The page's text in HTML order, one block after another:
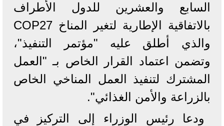
السابع والعشرين للدول الأطراف
بالاتفاقية الإطارية لتغير المناخ COP27
والذي أطلق عليه "مؤتمر التنفيذ"،
وتضمن اعتماد القرار الخاص بـ "العمل
المشترك لتنفيذ العمل المناخي الخاص
بالزراعة والأمن الغذائي".
ودعا رئيس الوزراء إلى التركيز في